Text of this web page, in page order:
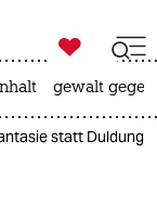

taz zahl ich
gewalt
statt Duldung